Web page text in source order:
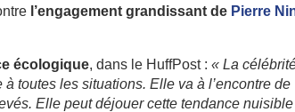
l’engagement grandissant de Pierre
écologique, dans le HuffPost :« La
toutes les situations. Elle va à l’encontre de
Elle peut déjouer cette tendance